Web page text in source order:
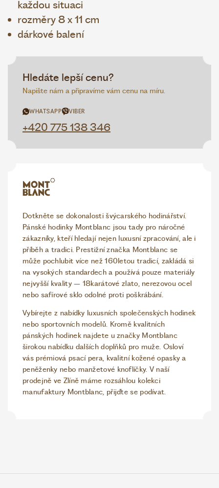
každou situaci
rozměry 8 x 11 cm
dárkové balení
Hledáte lepší cenu?
Napište nám a připravíme vám cenu na míru.
WHATSAPP VIBER
+420 775 138 346
Dotkněte se dokonalosti švýcarského hodinářství.
Pánské hodinky Montblanc jsou tady pro náročné
zákazníky, kteří hledají nejen luxusní zpracování, ale i
příběh a tradici. Prestižní značka Montblanc se
může pochlubit více než 160letou tradicí, zakládá si
na vysokých standardech a používá pouze materiály
nejvyšší kvality – 18karátové zlato, nerezovou ocel
nebo safírové sklo odolné proti poškrábání.
Vybírejte z nabídky luxusních společenských hodinek
nebo sportovních modelů. Kromě kvalitních
pánských hodinek najdete u značky Montblanc
širokou nabídku dalších doplňků pro muže. Osloví
vás prémiová psací pera, kvalitní kožené opasky a
peněženky nebo manžetové knoflíčky. V naší
prodejně ve Zlíně máme rozsáhlou kolekci
manufaktury Montblanc, přijďte se podívat.